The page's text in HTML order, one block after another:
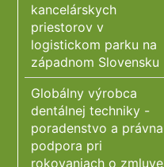
kancelárskych
priestorov v
logistickom parku na
západnom Slovensku
Globálny výrobca
dentálnej techniky -
poradenstvo a právna
podpora pri
rokovaniach o zmluve